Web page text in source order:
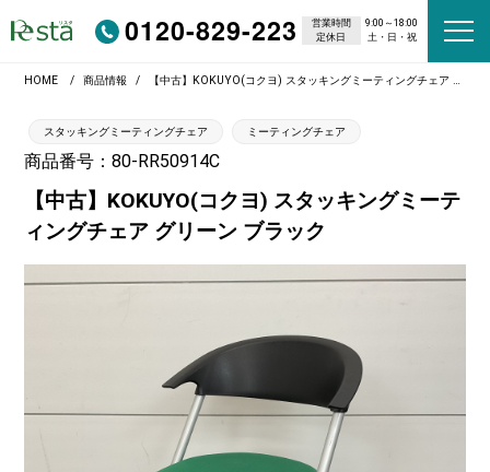
0120-829-223 営業時間
9:00～18:00
定休日
土・日・祝
HOME 商品情報 【中古】KOKUYO(コクヨ) スタッキングミーティングチェア グリーン ブラック
スタッキングミーティングチェア ミーティングチェア
商品番号：80-RR50914C
【中古】KOKUYO(コクヨ) スタッキングミーテ
ィングチェア グリーン ブラック